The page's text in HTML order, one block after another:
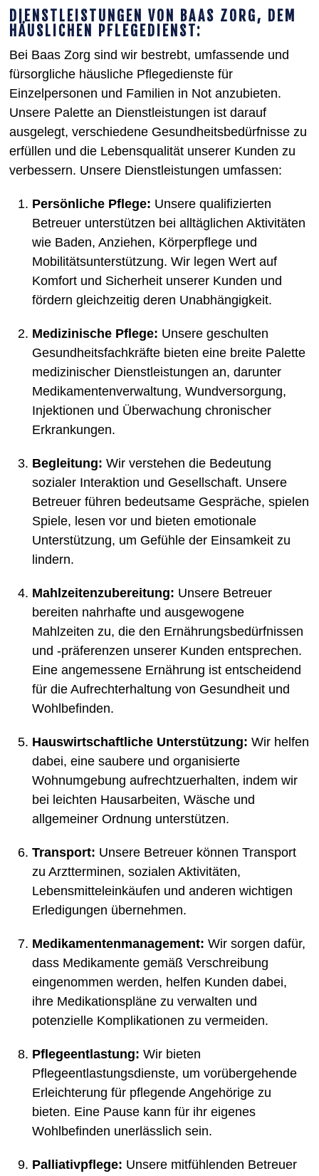
DIENSTLEISTUNGEN VON BAAS ZORG, DEM
HÄUSLICHEN PFLEGEDIENST:
Bei Baas Zorg sind wir bestrebt, umfassende und
fürsorgliche häusliche Pflegedienste für
Einzelpersonen und Familien in Not anzubieten.
Unsere Palette an Dienstleistungen ist darauf
ausgelegt, verschiedene Gesundheitsbedürfnisse zu
erfüllen und die Lebensqualität unserer Kunden zu
verbessern. Unsere Dienstleistungen umfassen:
Persönliche Pflege: Unsere qualifizierten
Betreuer unterstützen bei alltäglichen Aktivitäten
wie Baden, Anziehen, Körperpflege und
Mobilitätsunterstützung. Wir legen Wert auf
Komfort und Sicherheit unserer Kunden und
fördern gleichzeitig deren Unabhängigkeit.
Medizinische Pflege: Unsere geschulten
Gesundheitsfachkräfte bieten eine breite Palette
medizinischer Dienstleistungen an, darunter
Medikamentenverwaltung, Wundversorgung,
Injektionen und Überwachung chronischer
Erkrankungen.
Begleitung: Wir verstehen die Bedeutung
sozialer Interaktion und Gesellschaft. Unsere
Betreuer führen bedeutsame Gespräche, spielen
Spiele, lesen vor und bieten emotionale
Unterstützung, um Gefühle der Einsamkeit zu
lindern.
Mahlzeitenzubereitung: Unsere Betreuer
bereiten nahrhafte und ausgewogene
Mahlzeiten zu, die den Ernährungsbedürfnissen
und -präferenzen unserer Kunden entsprechen.
Eine angemessene Ernährung ist entscheidend
für die Aufrechterhaltung von Gesundheit und
Wohlbefinden.
Hauswirtschaftliche Unterstützung: Wir helfen
dabei, eine saubere und organisierte
Wohnumgebung aufrechtzuerhalten, indem wir
bei leichten Hausarbeiten, Wäsche und
allgemeiner Ordnung unterstützen.
Transport: Unsere Betreuer können Transport
zu Arztterminen, sozialen Aktivitäten,
Lebensmitteleinkäufen und anderen wichtigen
Erledigungen übernehmen.
Medikamentenmanagement: Wir sorgen dafür,
dass Medikamente gemäß Verschreibung
eingenommen werden, helfen Kunden dabei,
ihre Medikationspläne zu verwalten und
potenzielle Komplikationen zu vermeiden.
Pflegeentlastung: Wir bieten
Pflegeentlastungsdienste, um vorübergehende
Erleichterung für pflegende Angehörige zu
bieten. Eine Pause kann für ihr eigenes
Wohlbefinden unerlässlich sein.
Palliativpflege: Unsere mitfühlenden Betreuer